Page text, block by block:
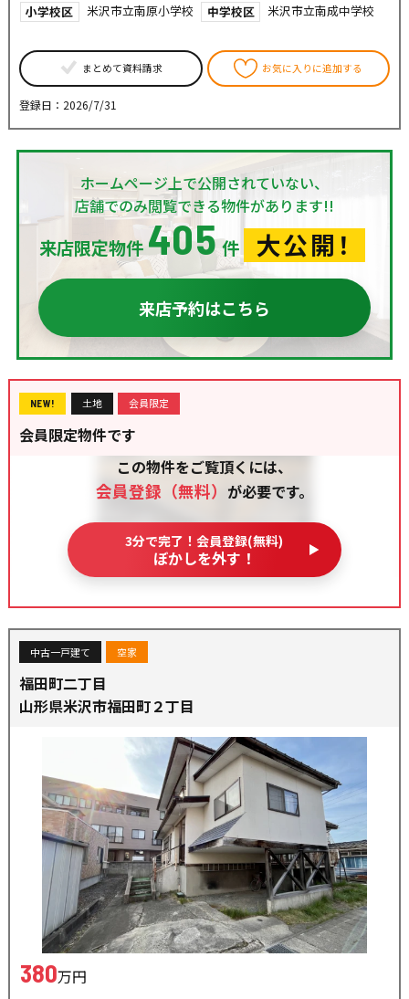
小学校区 米沢市立南原小学校 中学校区 米沢市立南成中学校
まとめて資料請求 お気に入りに追加する
登録日：2026/7/31
ホームページ上で公開されていない、
店舗でのみ閲覧できる物件があります!!
来店限定物件 405件 大公開！
来店予約はこちら
NEW! 土地 会員限定
会員限定物件です
この物件をご覧頂くには、
会員登録（無料） が必要です。
3分で完了！会員登録(無料)
ぼかしを外す！
中古一戸建て 空家
福田町二丁目
山形県米沢市福田町２丁目
380万円